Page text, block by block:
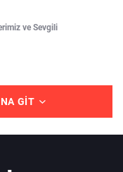
ve Sevgili
GIT